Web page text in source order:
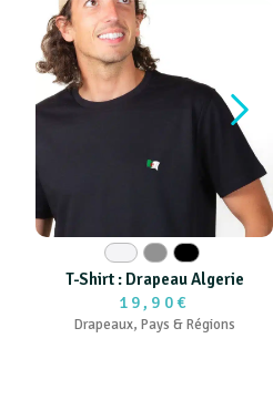
Blanc Gris Noir
T-Shirt : Drapeau Algerie
19,90€
Drapeaux, Pays & Régions